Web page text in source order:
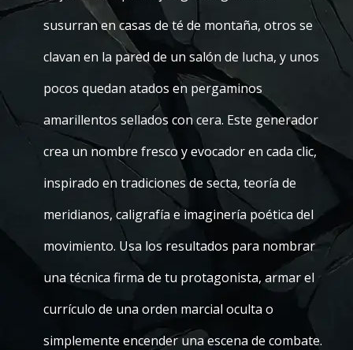
susurran en casas de té de montaña, otros se
clavan en la pared de un salón de lucha, y unos
pocos quedan atados en pergaminos
amarillentos sellados con cera. Este generador
crea un nombre fresco y evocador en cada clic,
inspirado en tradiciones de secta, teoría de
meridianos, caligrafía e imaginería poética del
movimiento. Usa los resultados para nombrar
una técnica firma de tu protagonista, armar el
currículo de una orden marcial oculta o
simplemente encender una escena de combate.